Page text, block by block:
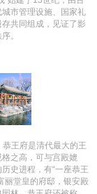
市管理设施、国家礼
共同组成，见证了影
。
恭王府是清代最大的王
之高，可与宫殿媲
史进程，有“一座恭王
丽堂皇的府邸，银安殿